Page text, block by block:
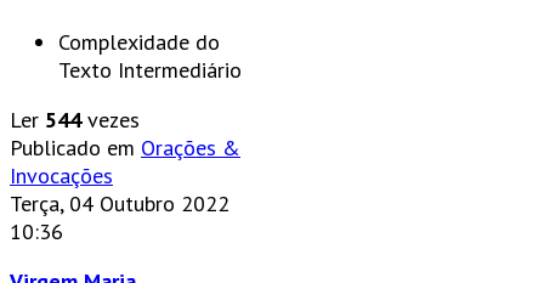
Complexidade do
Texto Intermediário
Ler 544vezes
Publicado em Orações &
Invocações
Terça, 04 Outubro 2022
10:36